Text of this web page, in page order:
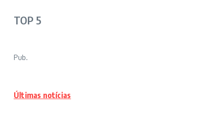
TOP 5
Pub.
Últimas notícias